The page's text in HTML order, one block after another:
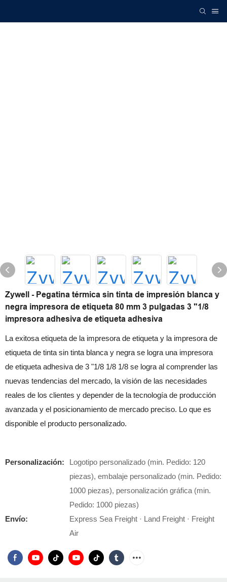
Zywell - Pegatina térmica sin tinta de impresión blanca y
negra impresora de etiqueta 80 mm 3 pulgadas 3 "1/8
impresora adhesiva de etiqueta adhesiva
La exitosa etiqueta de la impresora de etiqueta y la impresora de
etiqueta de tinta sin tinta blanca y negra se logra una impresora
de etiqueta adhesiva de 3 "1/8 1/8 1/8 se logra al comprender las
nuevas tendencias del mercado, la visión de las necesidades
reales de los clientes y depender de la tecnología de producción
avanzada y el posicionamiento de mercado preciso. Lo que es
disponible el producto personalizado.
Personalización:
Logotipo personalizado (min. Pedido: 120
piezas), embalaje personalizado (min. Pedido:
1000 piezas), personalización gráfica (min.
Pedido: 1000 piezas)
Envío:
Express Sea Freight · Land Freight · Freight
Air